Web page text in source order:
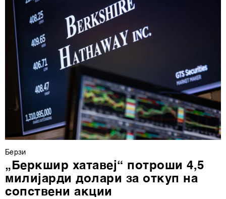
Берзи
„Беркшир хатавеј“ потроши 4,5
милијарди долари за откуп на
сопствени акции